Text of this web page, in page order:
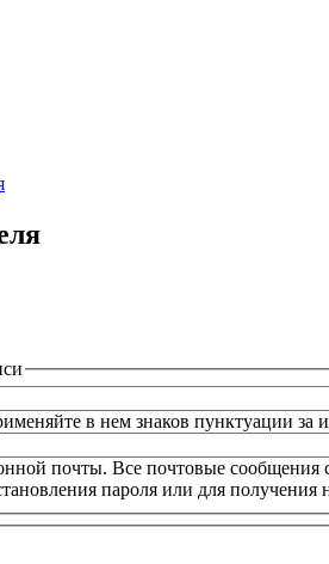
в нем знаков пунктуации за
почты. Все почтовые сообщения с
пароля или для получения